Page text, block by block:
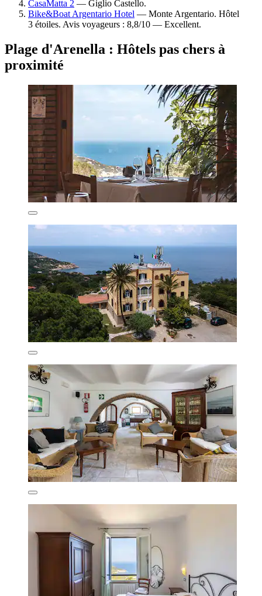
CasaMatta 2 — Giglio Castello.
Bike&Boat Argentario Hotel — Monte Argentario. Hôtel
3 étoiles. Avis voyageurs : 8,8/10 — Excellent.
Plage d'Arenella : Hôtels pas chers à
proximité